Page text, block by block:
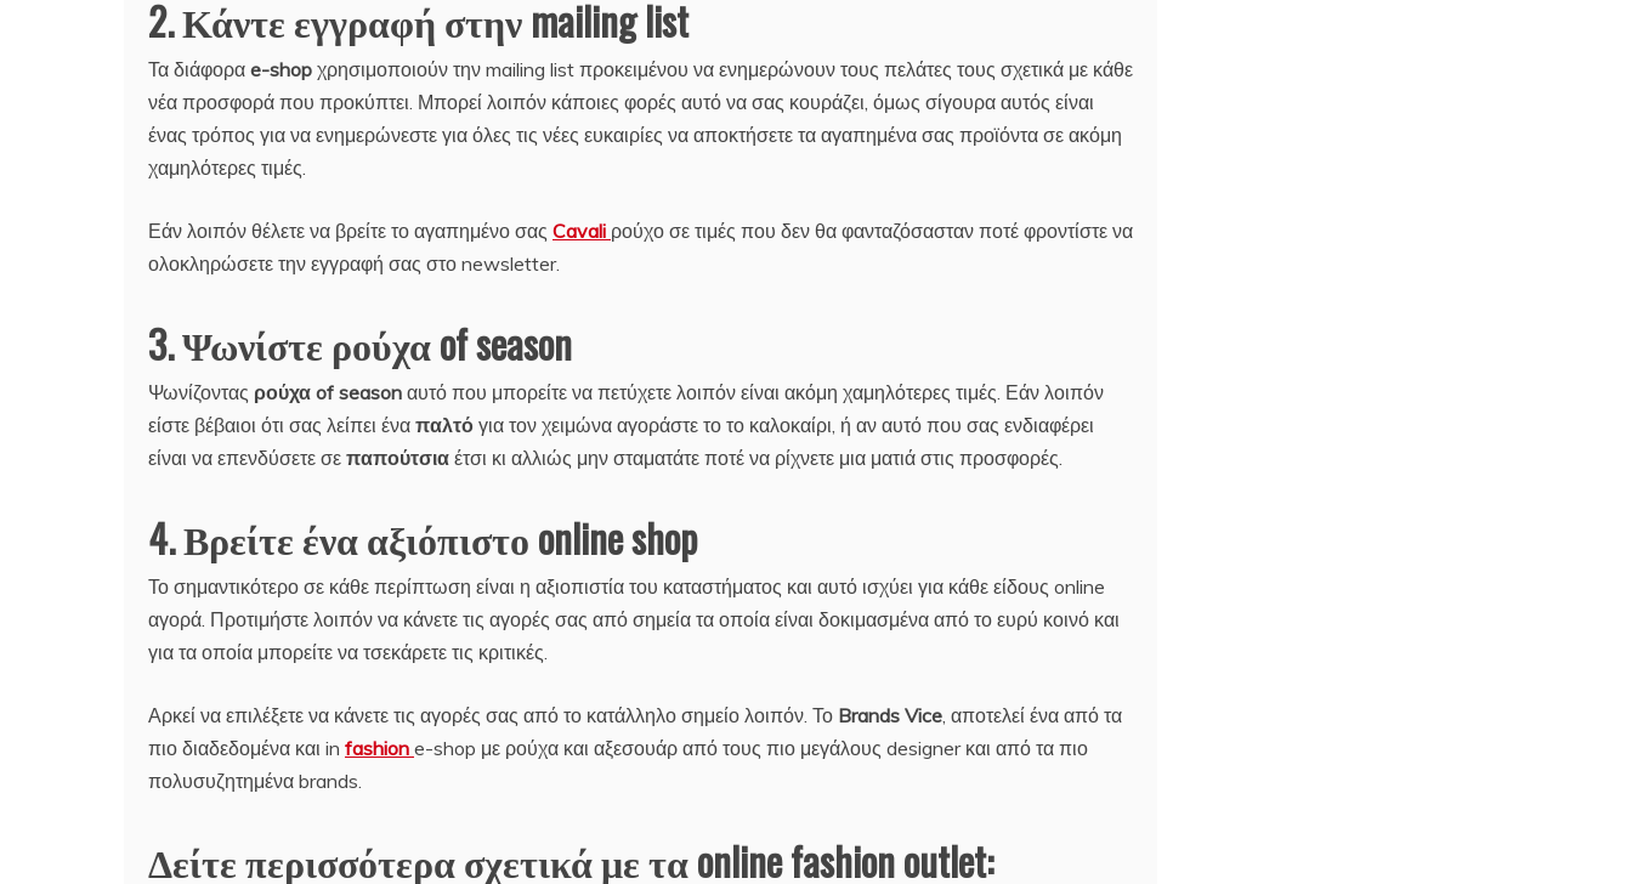
2. Κάντε εγγραφή στην mailing list
Τα διάφορα e-shop χρησιμοποιούν την mailing list προκειμένου να ενημερώνουν τους πελάτες τους σχετικά με κάθε
νέα προσφορά που προκύπτει. Μπορεί λοιπόν κάποιες φορές αυτό να σας κουράζει, όμως σίγουρα αυτός είναι
ένας τρόπος για να ενημερώνεστε για όλες τις νέες ευκαιρίες να αποκτήσετε τα αγαπημένα σας προϊόντα σε ακόμη
χαμηλότερες τιμές.
Εάν λοιπόν θέλετε να βρείτε το αγαπημένο σας Cavali ρούχο σε τιμές που δεν θα φανταζόσασταν ποτέ φροντίστε να
ολοκληρώσετε την εγγραφή σας στο newsletter.
3. Ψωνίστε ρούχα of season
Ψωνίζοντας ρούχα of season αυτό που μπορείτε να πετύχετε λοιπόν είναι ακόμη χαμηλότερες τιμές. Εάν λοιπόν
είστε βέβαιοι ότι σας λείπει ένα παλτό για τον χειμώνα αγοράστε το το καλοκαίρι, ή αν αυτό που σας ενδιαφέρει
είναι να επενδύσετε σε παπούτσια έτσι κι αλλιώς μην σταματάτε ποτέ να ρίχνετε μια ματιά στις προσφορές.
4. Βρείτε ένα αξιόπιστο online shop
Το σημαντικότερο σε κάθε περίπτωση είναι η αξιοπιστία του καταστήματος και αυτό ισχύει για κάθε είδους online
αγορά. Προτιμήστε λοιπόν να κάνετε τις αγορές σας από σημεία τα οποία είναι δοκιμασμένα από το ευρύ κοινό και
για τα οποία μπορείτε να τσεκάρετε τις κριτικές.
Αρκεί να επιλέξετε να κάνετε τις αγορές σας από το κατάλληλο σημείο λοιπόν. Το Brands Vice , αποτελεί ένα από τα
πιο διαδεδομένα και in fashion e-shop με ρούχα και αξεσουάρ από τους πιο μεγάλους designer και από τα πιο
πολυσυζητημένα brands.
Δείτε περισσότερα σχετικά με τα online fashion outlet: